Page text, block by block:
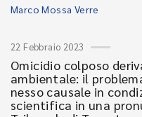
Marco Mossa Verre
22 Febbraio 2023
Omicidio colposo
ambientale: il
nesso causale in
scientifica in una